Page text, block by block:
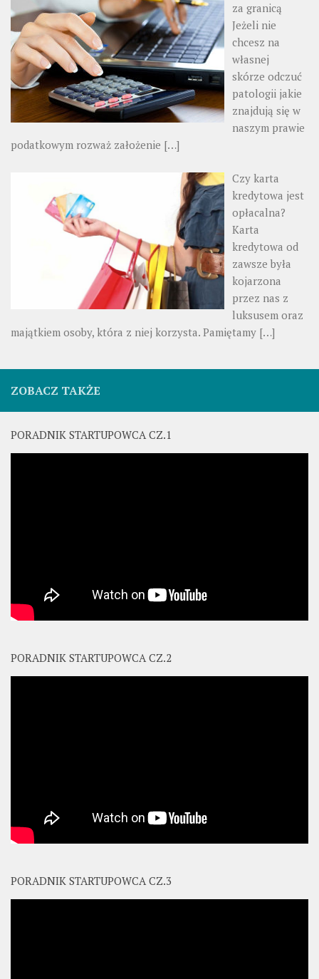
za granicą
Jeżeli nie
chcesz na
własnej
skórze odczuć
patologii jakie
znajdują się w
naszym prawie
podatkowym rozważ założenie […]
Czy karta
kredytowa jest
opłacalna?
Karta
kredytowa od
zawsze była
kojarzona
przez nas z
luksusem oraz
majątkiem osoby, która z niej korzysta. Pamiętamy […]
ZOBACZ TAKŻE
PORADNIK STARTUPOWCA CZ.1
PORADNIK STARTUPOWCA CZ.2
PORADNIK STARTUPOWCA CZ.3